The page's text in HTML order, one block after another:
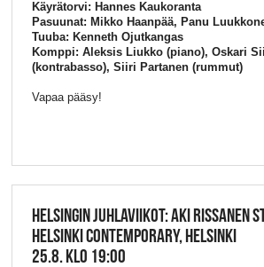
Käyrätorvi: Hannes Kaukoranta
Pasuunat: Mikko Haanpää, Panu
Tuuba: Kenneth Ojutkangas
Komppi: Aleksis Liukko (piano), Oskari
(kontrabasso), Siiri Partanen (rummut)
Vapaa pääsy!
HELSINGIN JUHLAVIIKOT: AKI RISSANEN
HELSINKI CONTEMPORARY, HELSINKI
25.8. KLO 19:00